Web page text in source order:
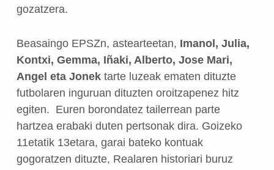
gozatzera.
Beasaingo EPSZn, astearteetan, Imanol, Julia,
Kontxi, Gemma, Iñaki, Alberto, Jose Mari,
Angel eta Jonektarte luzeak ematen dituzte
futbolaren inguruan dituzten oroitzapenez hitz
egiten. Euren borondatez tailerrean parte
hartzea erabaki duten pertsonak dira. Goizeko
11etatik 13etara, garai bateko kontuak
gogoratzen dituzte, Realaren historiari buruz